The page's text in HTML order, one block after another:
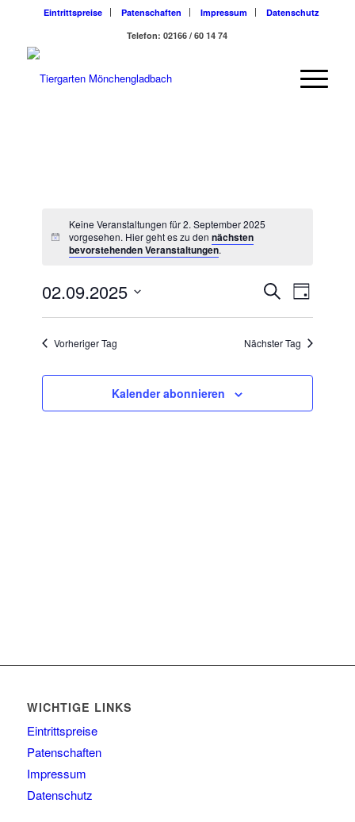
Eintrittspreise Patenschaften Impressum
Datenschutz
Telefon: 02166 / 60 14 74
Keine Veranstaltungen für 2. September 2025
vorgesehen. Hier geht es zu den nächsten
bevorstehenden Veranstaltungen.
Suche
und
SucheTag
02.09.2025
Vorheriger Tag
Nächster Tag
Kalender abonnieren
WICHTIGE LINKS
Eintrittspreise
Patenschaften
Impressum
Datenschutz